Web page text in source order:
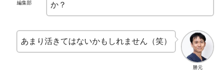
編集部 か？
勝元
あまり活きてはないかもしれません（笑）